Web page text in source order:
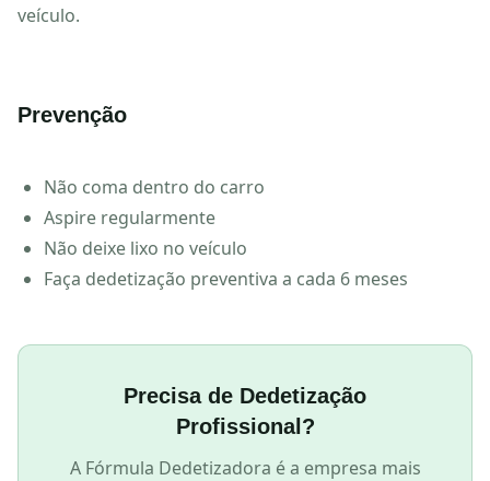
veículo.
Prevenção
Não coma dentro do carro
Aspire regularmente
Não deixe lixo no veículo
Faça dedetização preventiva a cada 6 meses
Precisa de Dedetização
Profissional?
A Fórmula Dedetizadora é a empresa mais